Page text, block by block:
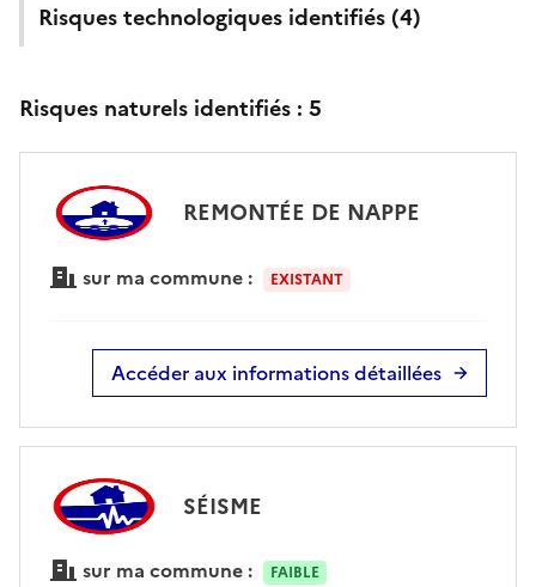
Risques technologiques identifiés (4)
Risques naturels identifiés : 5
REMONTÉE DE NAPPE
sur ma commune : EXISTANT
Accéder aux informations détaillées
SÉISME
sur ma commune : FAIBLE